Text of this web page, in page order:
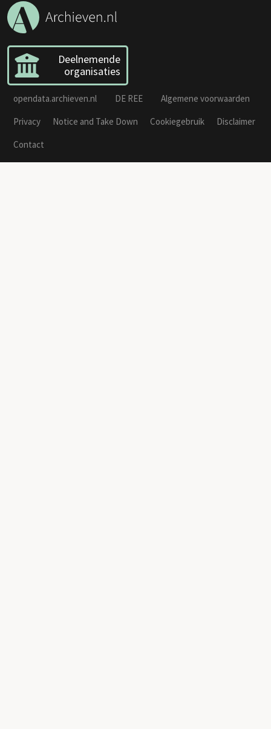
Deelnemende
organisaties
opendata.archieven.nl DE REE
Algemene voorwaarden
Privacy
Notice and Take Down Cookiegebruik
Disclaimer
Contact